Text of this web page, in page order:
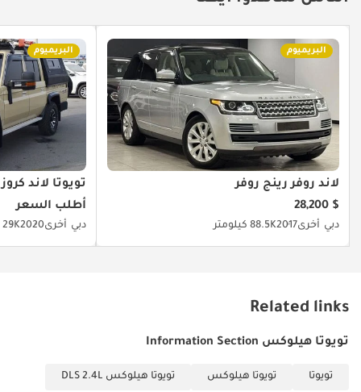
البريميوم
لاند روفر رينج روفر
$ 28,200
دبي أخرى201788.5K كيلومتر
البريميوم
تويوتا لاند
أطلب السعر
دبي أخرى202029K كيلومتر
Related links
تويوتا هيلوكس Information Section
تويوتا تويوتا هيلوكس تويوتا هيلوكس DLS 2.4L